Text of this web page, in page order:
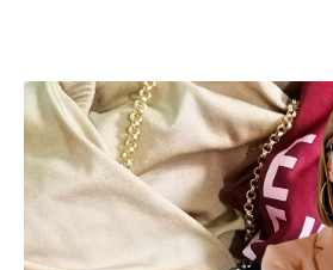
Puntos de recolección